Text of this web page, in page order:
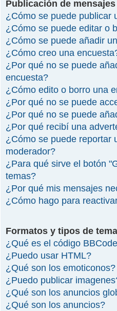
Publicación de mensajes
¿Cómo se puede publicar
¿Cómo se puede editar o
¿Cómo se puede añadir
¿Cómo creo una
¿Por qué no se puede
encuesta?
¿Cómo edito o borro una
¿Por qué no se puede
¿Por qué no se puede
¿Por qué recibí una
¿Cómo se puede reportar
moderador?
¿Para qué sirve el botón
temas?
¿Por qué mis mensajes
¿Cómo hago para
Formatos y tipos de
¿Qué es el código
¿Puedo usar HTML?
¿Qué son los emoticonos?
¿Puedo publicar
¿Qué son los anuncios
¿Qué son los anuncios?